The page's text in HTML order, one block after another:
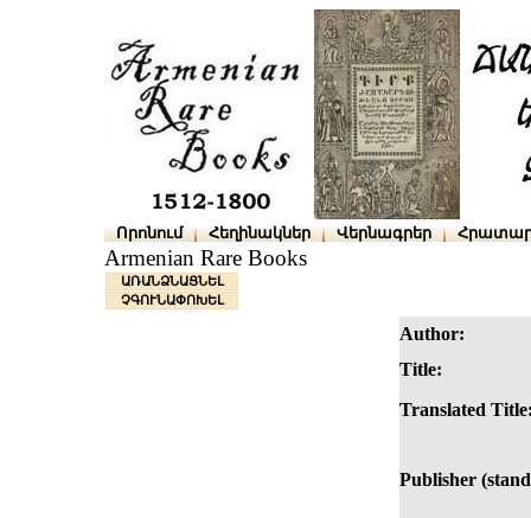
Որոնում Հեղինակներ Վերնագրեր
Armenian Rare Books
ԱՌԱՆՁՆԱՑՆԵԼ
ՉԳՈՒՆԱՓՈԽԵԼ
Author:
Title:
Translated
Publisher